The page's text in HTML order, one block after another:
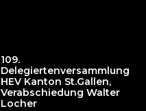
109.
Delegiertenversammlung
HEV Kanton St.Gallen,
Verabschiedung Walter
Locher